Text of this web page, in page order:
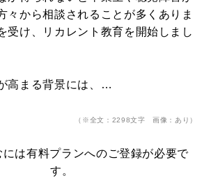
々から相談されることが多くありま
受け、リカレント教育を開始しまし
高まる背景には、…
（※全文：2298文字 画像：あり）
には有料プランへのご登録が必要で
す。